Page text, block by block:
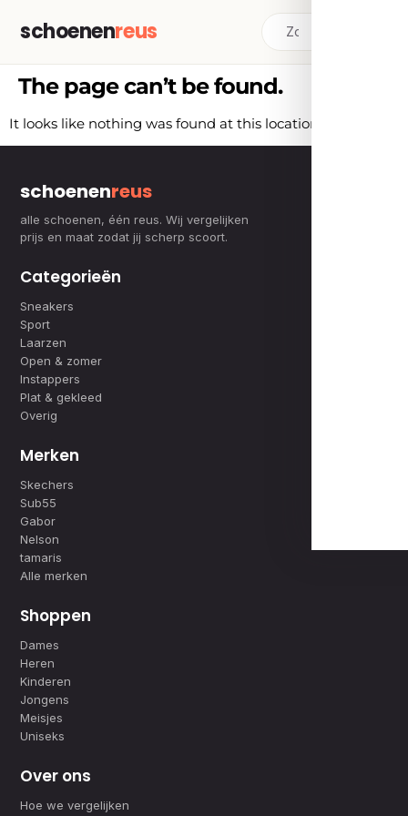
schoenenreus
The page can’t be found.
It looks like nothing was found at this location.
schoenenreus
alle schoenen, één reus. Wij vergelijken
prijs en maat zodat jij scherp scoort.
Categorieën
Sneakers
Sport
Laarzen
Open & zomer
Instappers
Plat & gekleed
Overig
Merken
Skechers
Sub55
Gabor
Nelson
tamaris
Alle merken
Shoppen
Dames
Heren
Kinderen
Jongens
Meisjes
Uniseks
Over ons
Hoe we vergelijken